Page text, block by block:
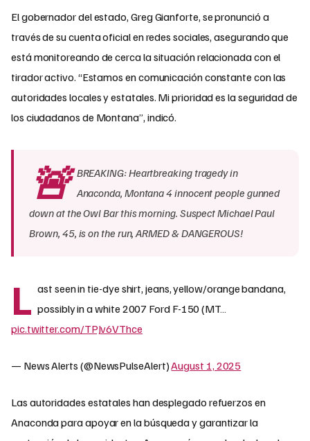
El gobernador del estado, Greg Gianforte, se pronunció a
través de su cuenta oficial en redes sociales, asegurando que
está monitoreando de cerca la situación relacionada con el
tirador activo. “Estamos en comunicación constante con las
autoridades locales y estatales. Mi prioridad es la seguridad de
los ciudadanos de Montana”, indicó.
🚨 BREAKING: Heartbreaking tragedy in
Anaconda, Montana 4 innocent people gunned
down at the Owl Bar this morning. Suspect Michael Paul
Brown, 45, is on the run, ARMED & DANGEROUS!
L ast seen in tie-dye shirt, jeans, yellow/orange bandana,
possibly in a white 2007 Ford F-150 (MT…
pic.twitter.com/TPJv6VThce
— News Alerts (@NewsPulseAlert)August 1, 2025
Las autoridades estatales han desplegado refuerzos en
Anaconda para apoyar en la búsqueda y garantizar la